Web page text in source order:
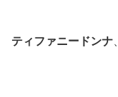
ティファニードンナ